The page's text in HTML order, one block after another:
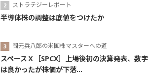
ストラテジーレポート
半導体株の調整は底値をつけたか
岡元兵八郎の米国株マスターへの道
スペースＸ［SPCX］上場後初の決算発表、数字
は良かったが株価が下落...